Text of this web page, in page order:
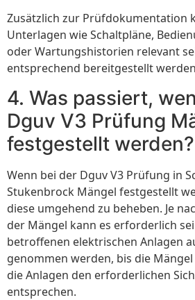
Zusätzlich zur Prüfdokumentation
Unterlagen wie Schaltpläne,
oder Wartungshistorien relevant
entsprechend bereitgestellt
4. Was passiert,
Dguv V3 Prüfung
festgestellt werden?
Wenn bei der Dguv V3 Prüfung in
Stukenbrock Mängel festgestellt
diese umgehend zu beheben. Je
der Mängel kann es erforderlich
betroffenen elektrischen Anlagen
genommen werden, bis die
die Anlagen den erforderlichen
entsprechen.